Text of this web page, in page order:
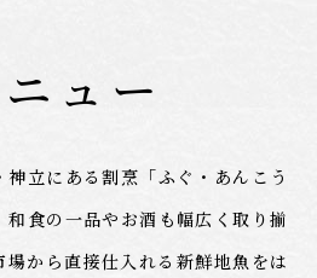
ュー
神立にある割烹 「ふぐ・あんこう
食の一品やお酒も 幅広く取り揃
場から直接仕入れる新鮮地魚をは